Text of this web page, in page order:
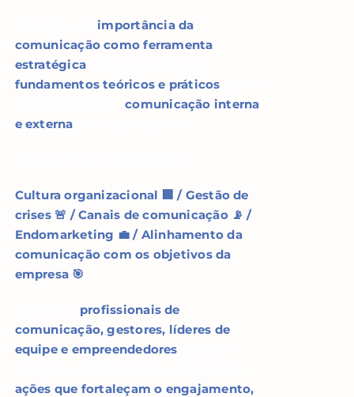
Com foco naimportância da
comunicação como ferramenta
estratégica
fundamentos teóricos e práticos
como melhorar acomunicação interna
e externa
Cultura organizacional 🏢 / Gestão de
crises 🚨 /Canais de comunicação 📡 /
Endomarketing 💼 / Alinhamento da
comunicação com os objetivos da
empresa 🎯
profissionais de
comunicação, gestores, líderes de
equipe e empreendedores
ações que fortaleçam o engajamento,